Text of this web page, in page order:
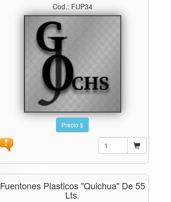
Cod.: FUP34
Precio $
Fuentones Plasticos "quichua" De 55
Lts.